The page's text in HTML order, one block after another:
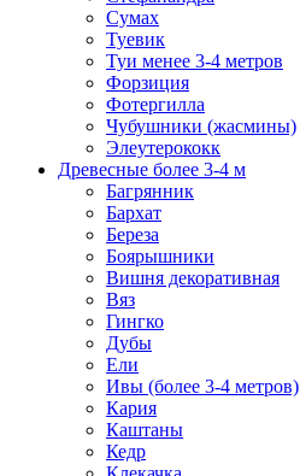
Сумах
Туевик
Туи менее 3-4 метров
Форзиция
Фотергилла
Чубушники (жасмины)
Элеутерококк
Древесные более 3-4 м
Багрянник
Бархат
Береза
Боярышники
Вишня декоративная
Вяз
Гингко
Дубы
Ели
Ивы (более 3-4 метров)
Кария
Каштаны
Кедр